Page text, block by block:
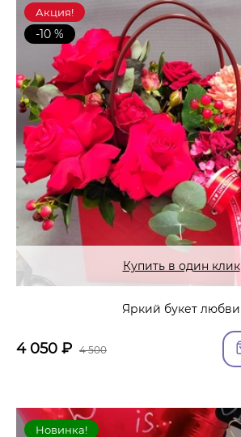
Акция!
-10 %
Купить в один клик
Яркий букет любви
4 050 ₽ 4 500
Новинка!